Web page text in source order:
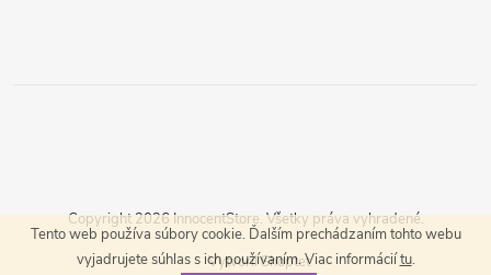
Tento web používa súbory cookie. Ďalším prechádzaním tohto webu
vyjadrujete súhlas s ich používaním. Viac informáciítu.
Vytvoril Shoptet
Copyright 2026 InnocentStore. Všetky práva vyhradené.